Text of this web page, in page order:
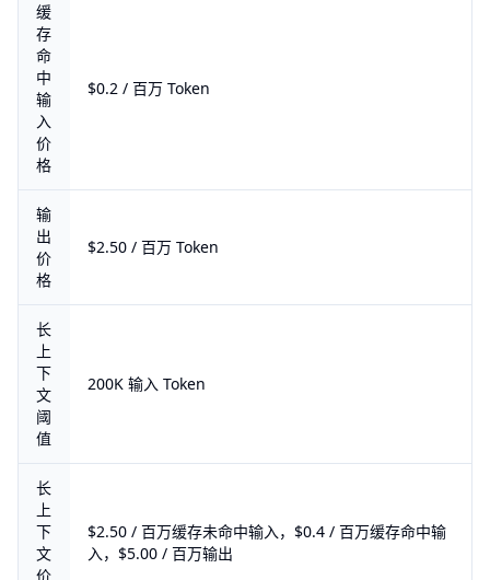
缓
存
命
中
输
入
价
格
$0.2 / 百万 Token
输
出
价
格
$2.50 / 百万 Token
长
上
下
文
阈
值
200K 输入 Token
长
上
下
文
价
$2.50 / 百万缓存未命中输入，$0.4 / 百万缓存命中输
入，$5.00 / 百万输出